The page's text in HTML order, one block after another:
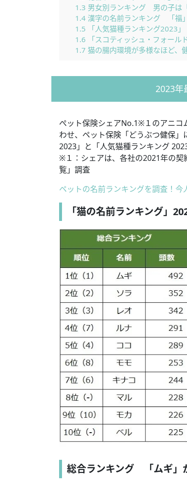
1.3 男女別ランキング 男の子は
1.4漢字の名前ランキング 「福
1.5 ​「人気猫種ランキング2023」
1.6 「スコティッシュ・フォール
1.7 猫の腸内環境が多様なほど、
2023年
ぺット保険シェアNo.1※１のアニコ
わせ、ペット保険「どうぶつ健保
2023」と「人気猫種ランキング
※１：シェアは、各社の2021年の契
覧」調査
ペットの名前ランキングを調査！
「猫の名前ランキング」
総合ランキング 「ムギ」